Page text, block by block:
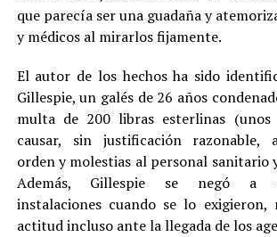
que parecía ser una guadaña y
y médicos al mirarlos fijamente.
El autor de los hechos ha sido
Gillespie, un galés de 26 años
multa de 200 libras esterlinas
causar, sin justificación razonable,
orden y molestias al personal sanitario
Además, Gillespie se negó a
instalaciones cuando se lo exigieron,
actitud incluso ante la llegada de los